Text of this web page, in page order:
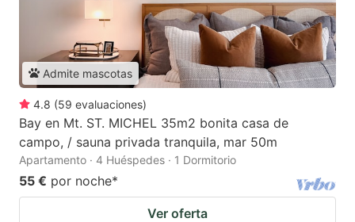
Admite mascotas
4.8 (59 evaluaciones)
Bay en Mt. ST. MICHEL 35m2 bonita casa de
campo, / sauna privada tranquila, mar 50m
Apartamento · 4 Huéspedes · 1 Dormitorio
55 € por noche*
Ver oferta